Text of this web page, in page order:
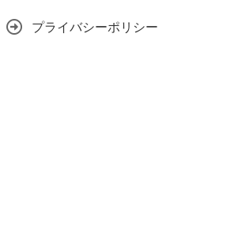
プライバシーポリシー